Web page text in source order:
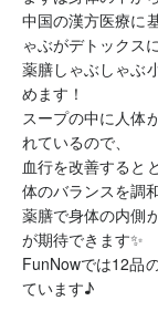
中国の漢方医療に
ゃぶがデトックス
薬膳しゃぶしゃぶ
めます！
スープの中に人体
れているので、
血行を改善すると
体のバランスを調
薬膳で身体の内側
が期待できます✨
FunNowでは12品
ています♪